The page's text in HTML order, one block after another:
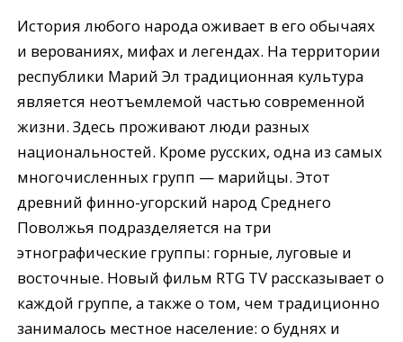
История любого народа оживает в его обычаях
и верованиях, мифах и легендах. На территории
республики Марий Эл традиционная культура
является неотъемлемой частью современной
жизни. Здесь проживают люди разных
национальностей. Кроме русских, одна из самых
многочисленных групп — марийцы. Этот
древний финно-угорский народ Среднего
Поволжья подразделяется на три
этнографические группы: горные, луговые и
восточные. Новый фильм RTG TV рассказывает о
каждой группе, а также о том, чем традиционно
занималось местное население: о буднях и